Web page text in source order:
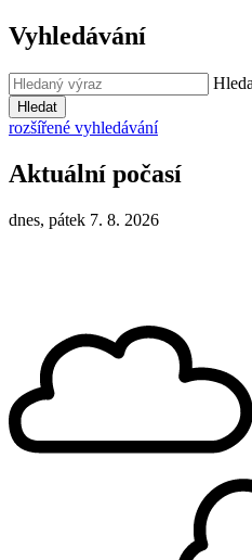
Vyhledávání
Hledat
rozšířené vyhledávání
Aktuální počasí
dnes, pátek 7. 8. 2026